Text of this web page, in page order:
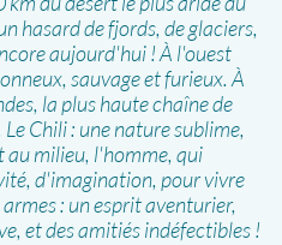
hasard de fjords, de glaciers,
aujourd'hui ! À l'ouest
sauvage et furieux. À
la plus haute chaîne de
Chili : une nature sublime,
au milieu, l'homme, qui
d'imagination, pour vivre
: un esprit aventurier,
et des amitiés indéfectibles !